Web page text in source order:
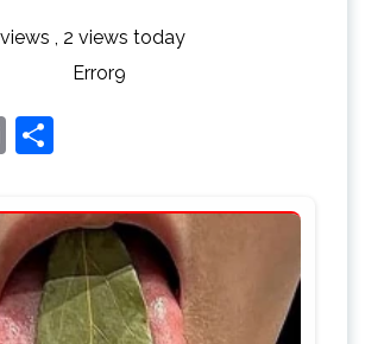
, 2 views today
Error9
Email